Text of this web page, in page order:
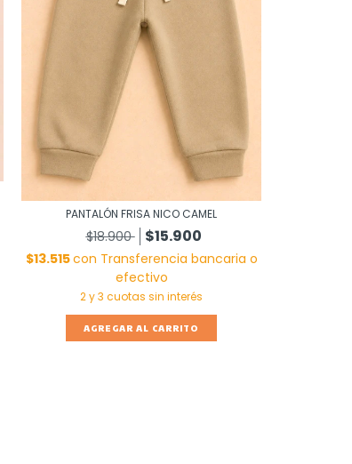
PANTALÓN FRISA NICO CAMEL
$18.900 $15.900
$13.515con Transferencia bancaria o
efectivo
AGREGAR AL CARRITO